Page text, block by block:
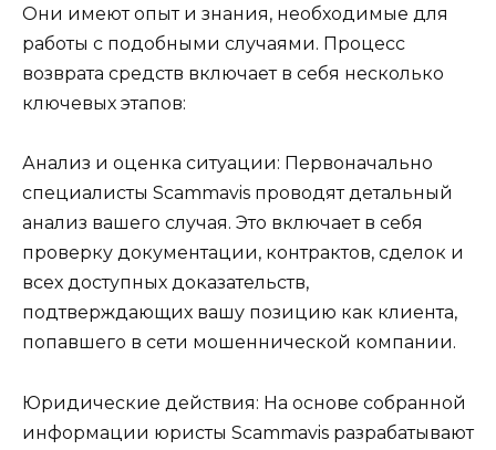
Они имеют опыт и знания, необходимые для
работы с подобными случаями. Процесс
возврата средств включает в себя несколько
ключевых этапов:
Анализ и оценка ситуации: Первоначально
специалисты Scammavis проводят детальный
анализ вашего случая. Это включает в себя
проверку документации, контрактов, сделок и
всех доступных доказательств,
подтверждающих вашу позицию как клиента,
попавшего в сети мошеннической компании.
Юридические действия: На основе собранной
информации юристы Scammavis разрабатывают